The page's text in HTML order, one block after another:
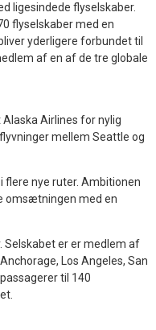
ligesindede flyselskaber.
flyselskaber med en
yderligere forbundet til
af en af de tre globale
Airlines for nylig
mellem Seattle og
flere nye ruter. Ambitionen
omsætningen med en
Selskabet er er medlem af
Los Angeles, San
til 140